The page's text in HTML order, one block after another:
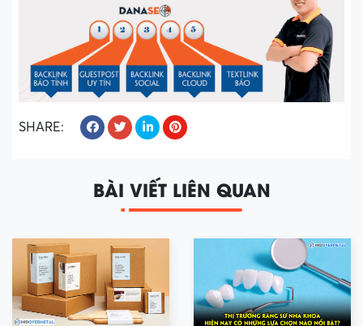
SHARE:
BÀI VIẾT LIÊN QUAN